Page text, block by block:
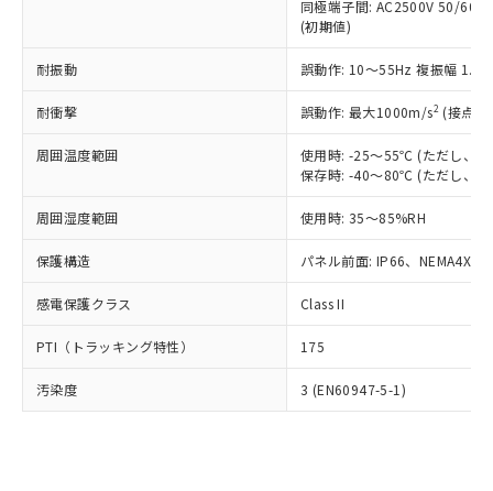
同極端子間: AC2500V 50/
(初期値)
耐振動 誤動作: 10～55Hz 複振幅
耐衝撃 誤動作: 最大1000m/s2 (接点
周囲温度範囲
使用時: -25～55℃ (ただし、氷
保存時: -40～80℃ (ただし、氷
周囲湿度範囲 使用時: 35～85%RH
保護構造 パネル前面: IP66、NEMA4X,
感電保護クラス Class II
PTI（トラッキング特性） 175
汚染度 3 (EN60947-5-1)
正式な納期状況および標準価格はお客
様のお取引先、またはお客様担当のオ
ムロン制御機器販売店・当社販売員に
オムロン制御機器販売店や当社販売拠
販売ネットワーク
」をご確認
在庫状況および標準価格結果を当社の
事前の承諾なく第三者に漏洩または開
マイパーツ機能（部品リスト作成サー
ビス）をご利用いただくには、I-Web
メンバーズにご登録されている必要が
あります。
お客様が当ウェブサイト上で当社にご
登録された部品リストについて、当社
および当社の共同利用者が、当社の製
(PBDE) 1000ppm以下、フタル酸ビス(2-エチルヘキシ
ル) (DEHP)(別名：DOP) 1000ppm以下、フタル酸ブチ
ルベンジル（BBP） 1000ppm以下、フタル酸ジブチル
（DBP） 1000ppm以下、フタル酸ジイソブチル
但し、RoHS指令で産業用監視および制御機器に対する
フタル酸エステル類の４物質については閾値を超える意
図的な使用がないことを確認しています。
※2 対応予定月
部品在庫の切り替え状況などにより、予定
月が前後することがあります。
※3 非含有証明書ダウンロード
Cr(Ⅵ)(六価クロム) : 1000ppm、 PBBs(ポリ臭化ビフェ
ニル類) : 1000ppm、 PBDEs(ポリ臭化ジフェニルエーテ
イソブチル) : 1000ppm、 BBP(フタル酸ブチルベンジ
DEHP(フタル酸ビス(2-エチルヘキシル)) : 1000ppm
※2 環境保護使用期限
「ｅ」：有害物質（10物質）のすべてが基
準値以下であることを示します。
「10」：通常の使用状況下において有害物
質が外部に漏えいし、環境に深刻な影響を
及ぼさない年数を意味します。
「－」：未確認です。当社販売部門へお問
い合わせください。
当社は規制貨物を破棄する場合は、完
いよう必要な手段を講じます。
当社は貴社製品を、核兵器、ミサイ
ル、化学兵器、生物兵器またはその他
武器並びにこれらの製造装置等に一切
当社は、貴社製品を第三者に販売する
場合は、上記1、2および3の内容を当
該第三者に通知します。また当社は、
販売先および販売に係わる関係者が違
法に輸出するおそれがある場合は、取
り引きをいたしません。
一定数以上の在庫あり
一定数には満たないが在庫あり
在庫なし(最新の在庫状況につ
いては、お客様のお取引先、ま
たはお客様担当のオムロン制御
機器販売店・当社販売員にご確
白
受注生産機種、また在庫状況の
情報を公開していない機種